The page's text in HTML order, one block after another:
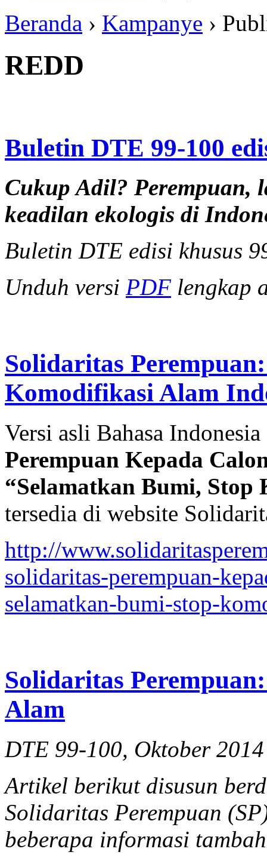
Beranda › Kampanye ›
REDD
Buletin DTE 99-100
Cukup Adil? Perempuan,
keadilan ekologis di
Buletin DTE edisi khusus
Unduh versi PDF lengkap
Solidaritas
Komodifikasi Alam
Versi asli Bahasa
Perempuan Kepada
“Selamatkan Bumi,
tersedia di website
http://
solidaritas-perempuan-
selamatkan-bumi-stop-
Solidaritas
Alam
DTE 99-100, Oktober 2014
Artikel berikut disusun
Solidaritas Perempuan
beberapa informasi